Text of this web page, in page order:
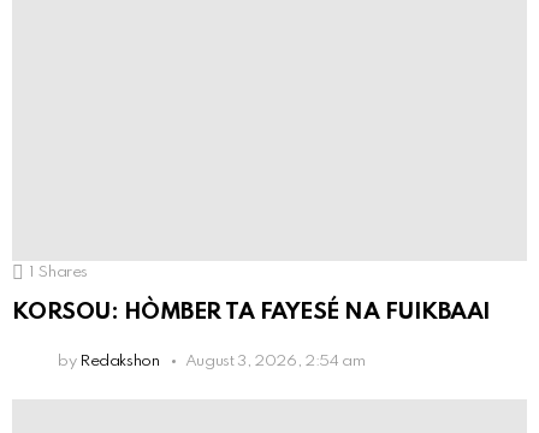
1 Shares
KORSOU: HÒMBER TA FAYESÉ NA FUIKBAAI
by Redakshon August 3, 2026, 2:54 am